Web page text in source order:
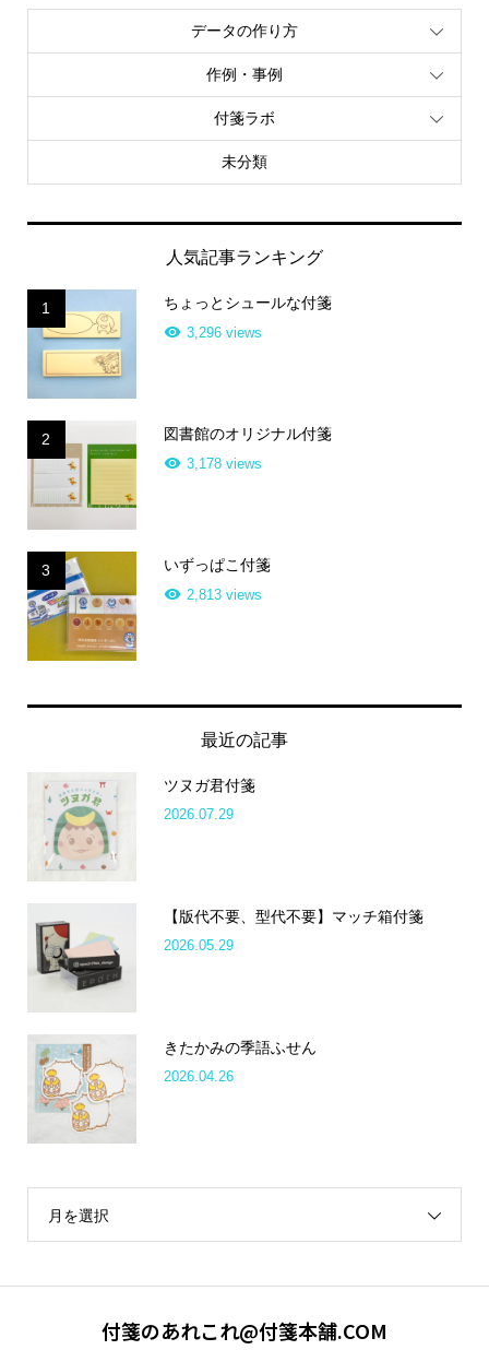
データの作り方
作例・事例
付箋ラボ
未分類
人気記事ランキング
1 ちょっとシュールな付箋
3,296 views
2 図書館のオリジナル付箋
3,178 views
3 いずっぱこ付箋
2,813 views
最近の記事
ツヌガ君付箋
2026.07.29
【版代不要、型代不要】マッチ箱付箋
2026.05.29
きたかみの季語ふせん
2026.04.26
月を選択
付箋のあれこれ@付箋本舗.COM